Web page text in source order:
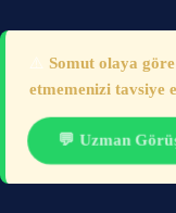
Somut olaya
etmemenizi tavsiye
💬 Uzman